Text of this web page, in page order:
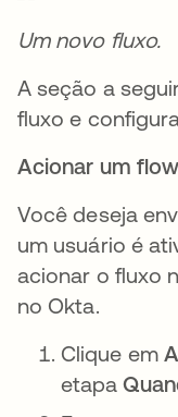
Um novo fluxo.
A seção a
fluxo e
Acionar um flow
Você deseja
um usuário é
acionar o fluxo
no Okta.
Clique em
etapa